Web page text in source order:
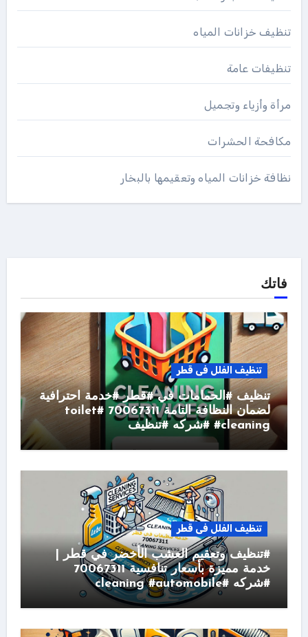
تنظيف خزانات المياه
تنظيفات عامة
مرأة وأزياء وتجميل
مكافحة الحشرات
نظافة خزانات المياه وتعقيمها بالبخار
فاتك
تنظيف الفلل فى قطر
تنظيف #الحمامات في #قطر #خدمة احترافية
لضمان النظافة التامة 70067311 #toilet
#cleaning #شركه #تنظيف
تنظيف الفلل فى قطر
#تنظيف وتعقيم العشب الأخضر في قطر |
خدمة مميزة بأسعار تنافسية 70067311
#شركه #cleaning #automobile